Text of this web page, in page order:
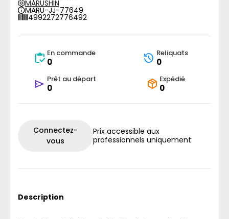
MARUSHIN
MARU-JJ-77649
4992272776492
En commande
0
Reliquats
0
Prêt au départ
0
Expédié
0
Connectez-
vous
Prix accessible aux
professionnels uniquement
Description